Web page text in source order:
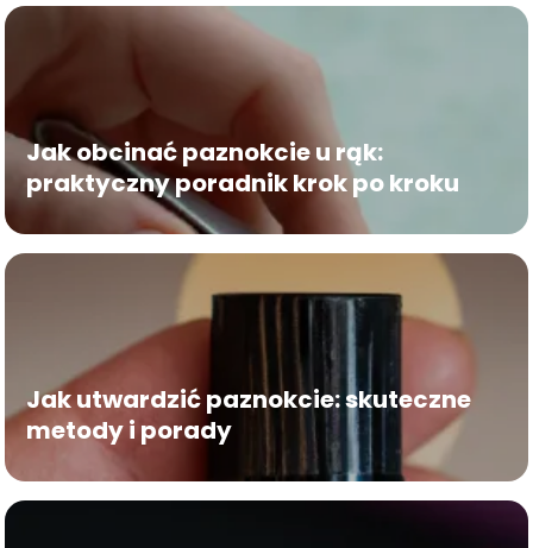
Jak obcinać paznokcie u rąk:
praktyczny poradnik krok po kroku
Jak utwardzić paznokcie: skuteczne
metody i porady